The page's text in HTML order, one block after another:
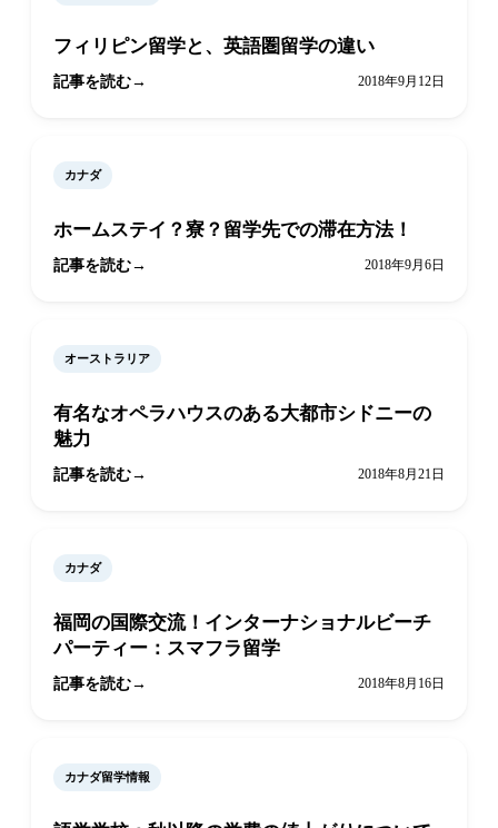
フィリピン留学と、英語圏留学の違い
記事を読む 2018年9月12日
カナダ
ホームステイ？寮？留学先での滞在方法！
記事を読む 2018年9月6日
オーストラリア
有名なオペラハウスのある大都市シドニーの
魅力
記事を読む 2018年8月21日
カナダ
福岡の国際交流！インターナショナルビーチ
パーティー：スマフラ留学
記事を読む 2018年8月16日
カナダ留学情報